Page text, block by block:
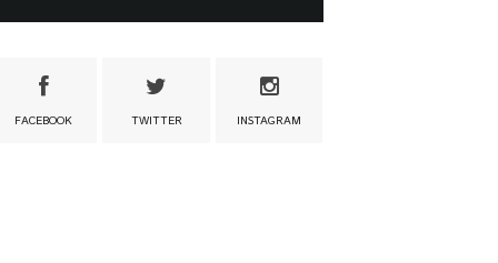
FACEBOOK TWITTER INSTAGRAM